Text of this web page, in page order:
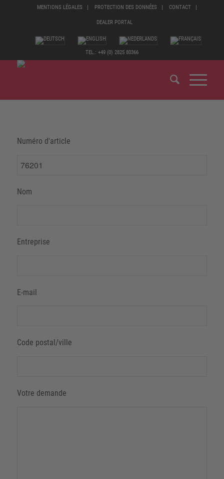
MENTIONS LÉGALES PROTECTION DES DONNÉES CONTACT
DEALER PORTAL
TEL.: +49 (0) 2825 80366
Numéro d'article
Nom
Entreprise
E-mail
Code postal/ville
Votre demande